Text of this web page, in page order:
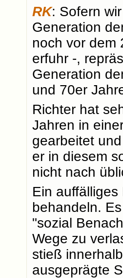
RK: Sofern
Generation
noch vor dem
erfuhr -,
Generation
und 70er
Richter hat
Jahren in
gearbeitet
er in diesem
nicht nach
Ein
behandeln.
"sozial
Wege zu
stieß
ausgeprägte